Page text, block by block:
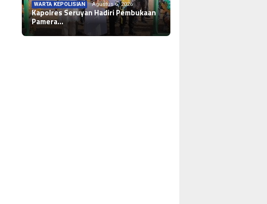
WARTA KEPOLISIAN Agustus 6, 2026
Kapolres Seruyan Hadiri Pembukaan
Pamera…